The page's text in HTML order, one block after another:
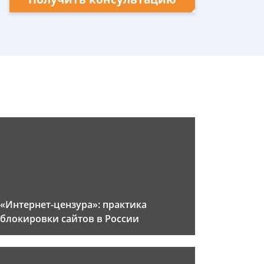
«Интернет-цензура»: практика
блокировки сайтов в России